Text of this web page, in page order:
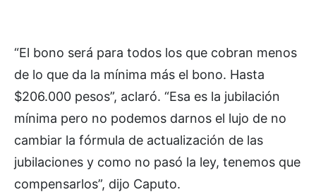
“El bono será para todos los que cobran menos
de lo que da la mínima más el bono. Hasta
$206.000 pesos”, aclaró. “Esa es la jubilación
mínima pero no podemos darnos el lujo de no
cambiar la fórmula de actualización de las
jubilaciones y como no pasó la ley, tenemos que
compensarlos”, dijo Caputo.